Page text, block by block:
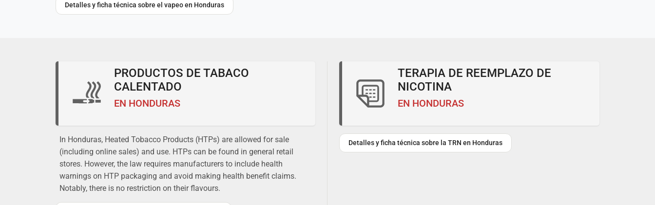
Detalles y ficha técnica sobre el vapeo en Honduras
PRODUCTOS DE TABACO
CALENTADO
EN HONDURAS
In Honduras, Heated Tobacco Products (HTPs) are allowed for sale
(including online sales) and use. HTPs can be found in general retail
stores. However, the law requires manufacturers to include health
warnings on HTP packaging and avoid making health benefit claims.
Notably, there is no restriction on their flavours.
TERAPIA DE REEMPLAZO DE
NICOTINA
EN HONDURAS
Detalles y ficha técnica sobre la TRN en Honduras